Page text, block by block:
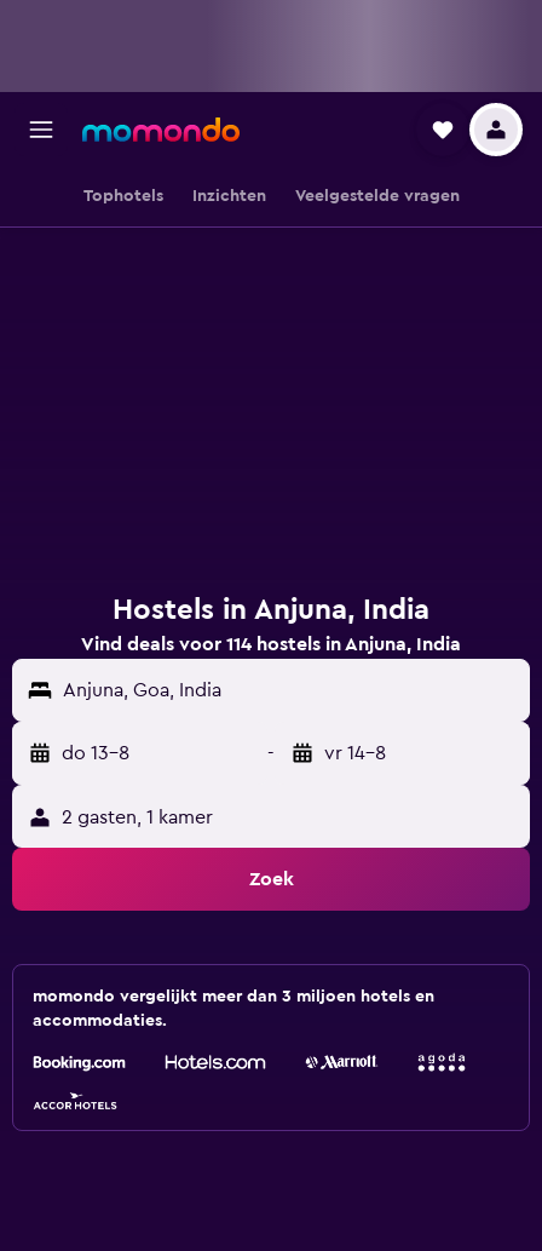
Tophotels Inzichten Veelgestelde vragen
Hostels in Anjuna, India
Vind deals voor 114 hostels in Anjuna, India
Anjuna, Goa, India
do 13-8 - vr 14-8
2 gasten, 1 kamer
Zoek
momondo vergelijkt meer dan 3 miljoen hotels en
accommodaties.